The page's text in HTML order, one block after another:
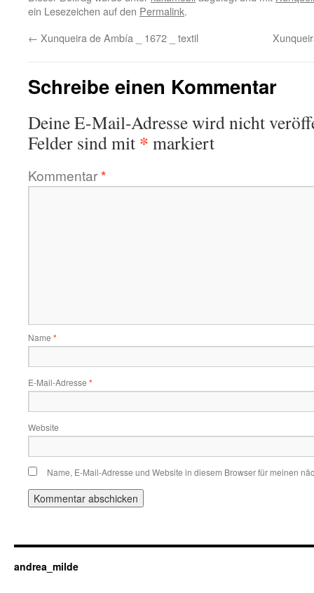
ein Lesezeichen auf den Permalink.
← Xunqueira de Ambía _ 1672 _ textil
Schreibe einen Kommentar
Deine E-Mail-Adresse wird nicht
Felder sind mit * markiert
Kommentar*
Name *
E-Mail-Adresse *
Website
Name, E-Mail-Adresse und Website in diesem Browser für meinen
andrea_milde